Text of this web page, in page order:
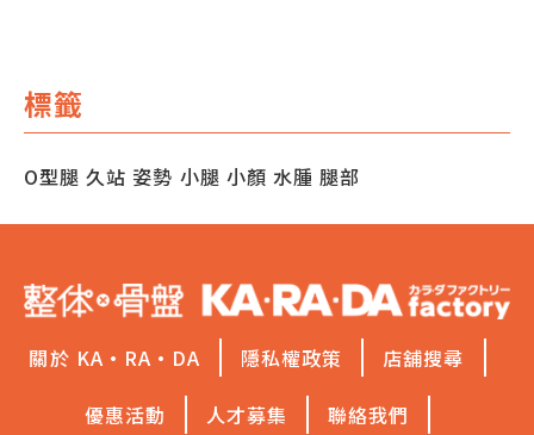
標籤
O型腿 久站 姿勢 小腿 小顏 水腫 腿部
關於 KA·RA·DA 隱私權政策
店舖搜尋
優惠活動
人才募集 聯絡我們